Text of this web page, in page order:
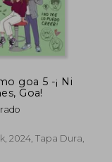
goa 5 -¡ Ni
Goa!
2024, Tapa Dura,